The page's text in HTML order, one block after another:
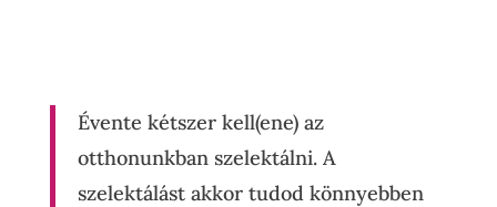
Évente kétszer kell(ene) az
otthonunkban szelektálni. A
szelektálást akkor tudod könnyebben